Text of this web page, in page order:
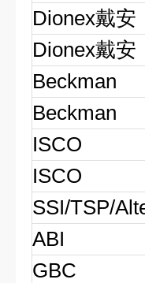
Dionex戴安
Dionex戴安
Beckman
Beckman
ISCO
ISCO
SSI/TSP/
ABI
GBC